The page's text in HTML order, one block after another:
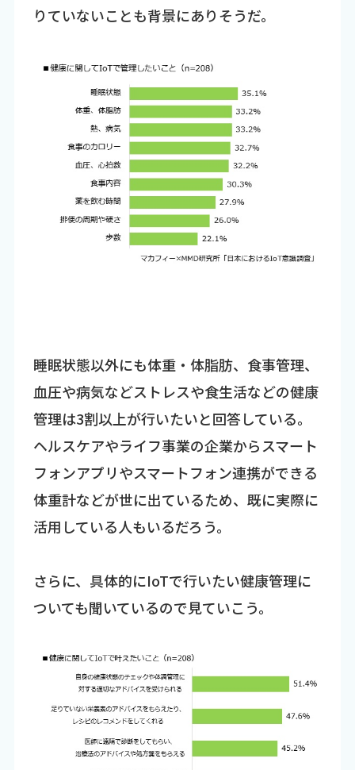
りていないことも背景にありそうだ。
睡眠状態以外にも体重・体脂肪、食事管理、
血圧や病気などストレスや食生活などの健康
管理は3割以上が行いたいと回答している。
ヘルスケアやライフ事業の企業からスマート
フォンアプリやスマートフォン連携ができる
体重計などが世に出ているため、既に実際に
活用している人もいるだろう。
さらに、具体的にIoTで行いたい健康管理に
ついても聞いているので見ていこう。